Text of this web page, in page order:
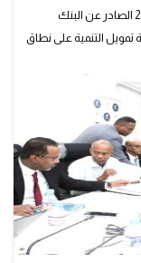
الإطلاق الرسمي للتقرير القطري حول جيبوتي لعام 2026 الصادر عن البنك
تمويل التنمية على نطاق